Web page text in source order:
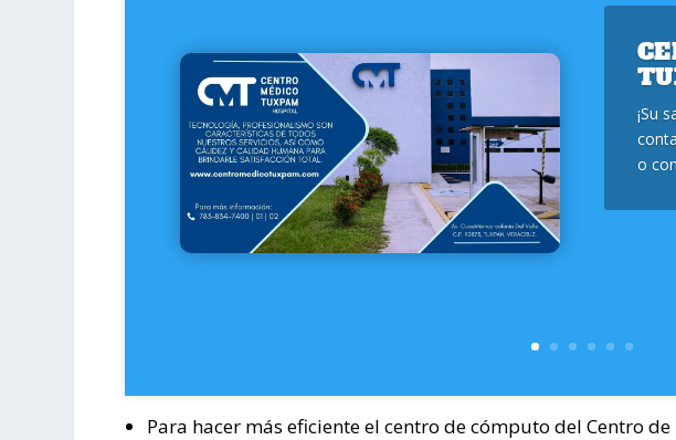
¡Su
o
Para hacer más eficiente el centro de cómputo del Centro